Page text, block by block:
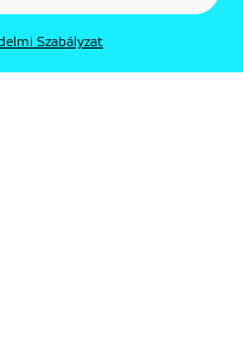
Szabályzat